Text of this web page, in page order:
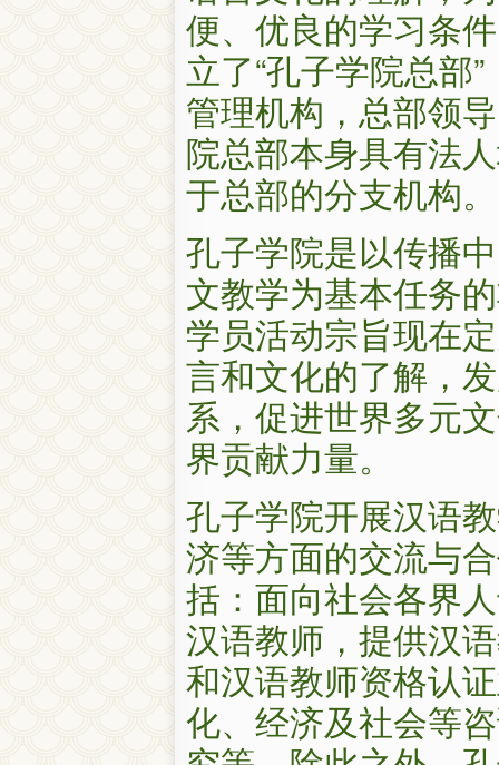
便、优良的学习条
立了“孔子学院总部
管理机构，总部领
院总部本身具有法
于总部的分支机构。
孔子学院是以传播
文教学为基本任务
学员活动宗旨现在
言和文化的了解，
系，促进世界多元
界贡献力量。
孔子学院开展汉语
济等方面的交流与
括：面向社会各界
汉语教师，提供汉
和汉语教师资格认
化、经济及社会等